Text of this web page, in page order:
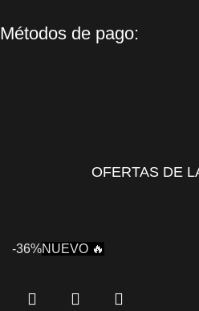
Métodos de pago:
OFERTAS DE
-36%NUEVO 🔥